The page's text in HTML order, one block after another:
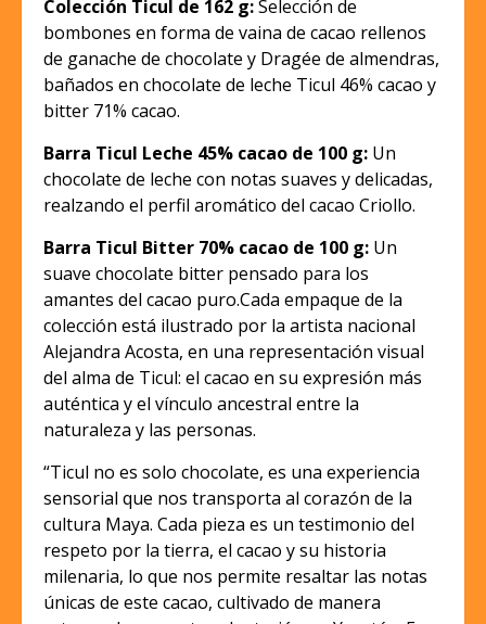
Colección Ticul de 162 g:Selección de
bombones en forma de vaina de cacao rellenos
de ganache de chocolate y Dragée de almendras,
bañados en chocolate de leche Ticul 46% cacao y
bitter 71% cacao.
Barra Ticul Leche 45% cacao de 100 g: Un
chocolate de leche con notas suaves y delicadas,
realzando el perfil aromático del cacao Criollo.
Barra Ticul Bitter 70% cacao de 100 g: Un
suave chocolate bitter pensado para los
amantes del cacao puro.Cada empaque de la
colección está ilustrado por la artista nacional
Alejandra Acosta, en una representación visual
del alma de Ticul: el cacao en su expresión más
auténtica y el vínculo ancestral entre la
naturaleza y las personas.
“Ticul no es solo chocolate, es una experiencia
sensorial que nos transporta al corazón de la
cultura Maya. Cada pieza es un testimonio del
respeto por la tierra, el cacao y su historia
milenaria, lo que nos permite resaltar las notas
únicas de este cacao, cultivado de manera